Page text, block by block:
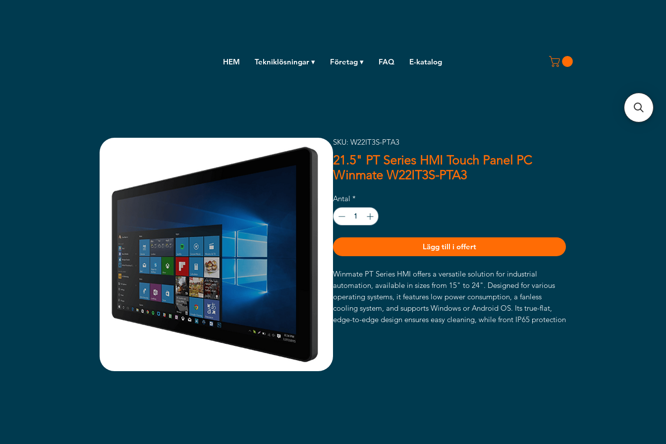
HEM Tekniklösningar ▾ Företag ▾ FAQ E-katalog
SKU: W22IT3S-PTA3
21.5" PT Series HMI Touch Panel PC
Winmate W22IT3S-PTA3
Antal *
Lägg till i offert
Winmate PT Series HMI offers a versatile solution for industrial
automation, available in sizes from 15" to 24". Designed for various
operating systems, it features low power consumption, a fanless
cooling system, and supports Windows or Android OS. Its true-flat,
edge-to-edge design ensures easy cleaning, while front IP65 protection